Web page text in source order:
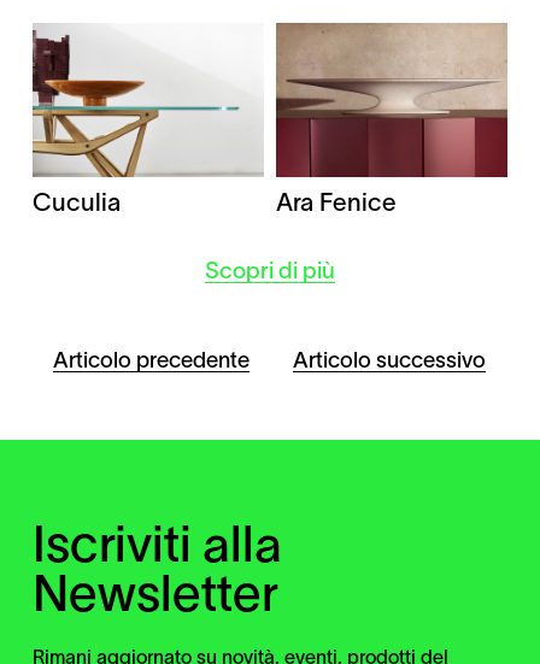
Cuculia Ara Fenice
Scopri di più
Articolo precedente Articolo successivo
Iscriviti alla
Newsletter
Rimani aggiornato su novità, eventi, prodotti del